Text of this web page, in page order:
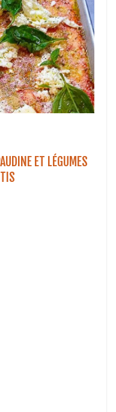
ET LÉGUMES